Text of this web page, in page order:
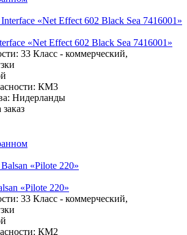
«Net Effect 602 Black Sea 7416001»
33 Класс - коммерческий,
КМ3
Нидерланды
«Pilote 220»
33 Класс - коммерческий,
КМ2